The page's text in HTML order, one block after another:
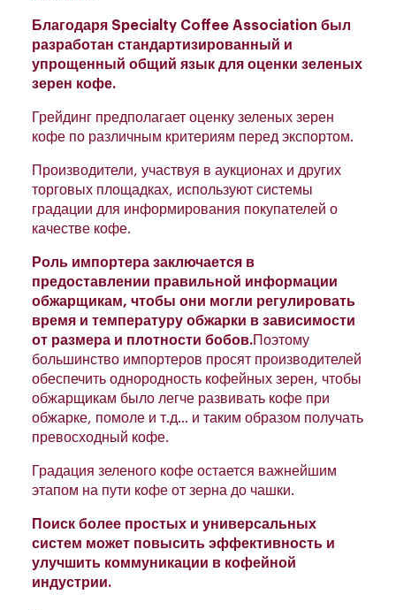
Благодаря Specialty Coffee Association был
разработан стандартизированный и
упрощенный общий язык для оценки зеленых
зерен кофе.
Грейдинг предполагает оценку зеленых зерен
кофе по различным критериям перед экспортом.
Производители, участвуя в аукционах и других
торговых площадках, используют системы
градации для информирования покупателей о
качестве кофе.
Роль импортера заключается в
предоставлении правильной информации
обжарщикам, чтобы они могли регулировать
время и температуру обжарки в зависимости
от размера и плотности бобов.Поэтому
большинство импортеров просят производителей
обеспечить однородность кофейных зерен, чтобы
обжарщикам было легче развивать кофе при
обжарке, помоле и т.д… и таким образом получать
превосходный кофе.
Градация зеленого кофе остается важнейшим
этапом на пути кофе от зерна до чашки.
Поиск более простых и универсальных
систем может повысить эффективность и
улучшить коммуникации в кофейной
индустрии.